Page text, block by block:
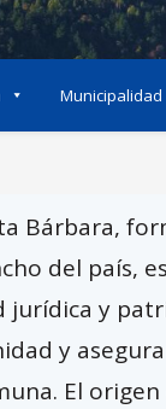
Municipalidad
Bárbara,
del país,
jurídica y
y
El